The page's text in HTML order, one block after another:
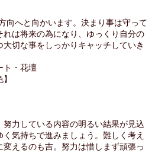
向へと向かいます。決まり事は守って
は将来の為になり、ゆっくり自分の
切な事をしっかりキャッチしていき
ト・花壇
力している内容の明るい結果が見込
気持ちで進みましょう。難しく考え
えるのも吉。努力は惜しまず頑張っ